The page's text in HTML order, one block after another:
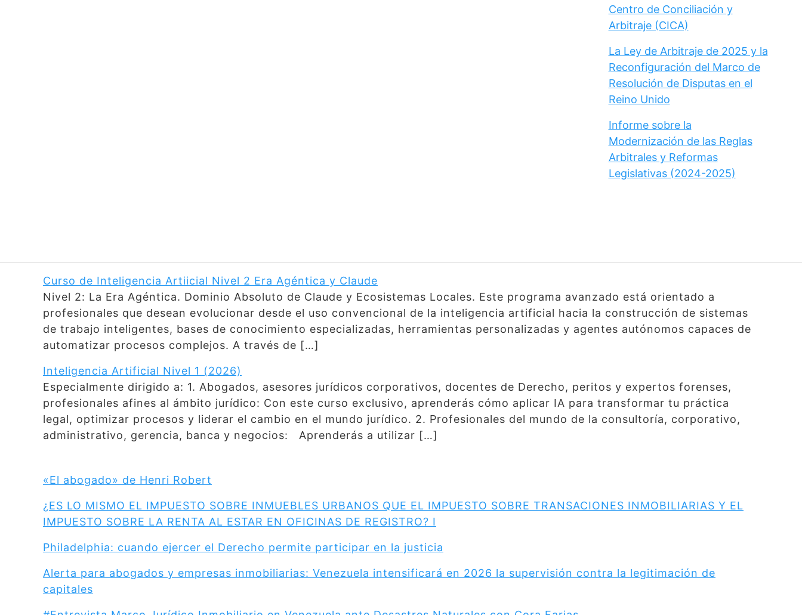
Centro de Conciliación y
Arbitraje (CICA)
La Ley de Arbitraje de 2025 y la
Reconfiguración del Marco de
Resolución de Disputas en el
Reino Unido
Informe sobre la
Modernización de las Reglas
Arbitrales y Reformas
Legislativas (2024-2025)
Curso de Inteligencia Artiicial Nivel 2 Era Agéntica y Claude
Nivel 2: La Era Agéntica. Dominio Absoluto de Claude y Ecosistemas Locales. Este programa avanzado está orientado a
profesionales que desean evolucionar desde el uso convencional de la inteligencia artificial hacia la construcción de sistemas
de trabajo inteligentes, bases de conocimiento especializadas, herramientas personalizadas y agentes autónomos capaces de
automatizar procesos complejos. A través de […]
Inteligencia Artificial Nivel 1 (2026)
Especialmente dirigido a: 1. Abogados, asesores jurídicos corporativos, docentes de Derecho, peritos y expertos forenses,
profesionales afines al ámbito jurídico: Con este curso exclusivo, aprenderás cómo aplicar IA para transformar tu práctica
legal, optimizar procesos y liderar el cambio en el mundo jurídico. 2. Profesionales del mundo de la consultoría, corporativo,
administrativo, gerencia, banca y negocios: Aprenderás a utilizar […]
«El abogado» de Henri Robert
¿ES LO MISMO EL IMPUESTO SOBRE INMUEBLES URBANOS QUE EL IMPUESTO SOBRE TRANSACIONES INMOBILIARIAS Y EL
IMPUESTO SOBRE LA RENTA AL ESTAR EN OFICINAS DE REGISTRO? I
Philadelphia: cuando ejercer el Derecho permite participar en la justicia
Alerta para abogados y empresas inmobiliarias: Venezuela intensificará en 2026 la supervisión contra la legitimación de
capitales